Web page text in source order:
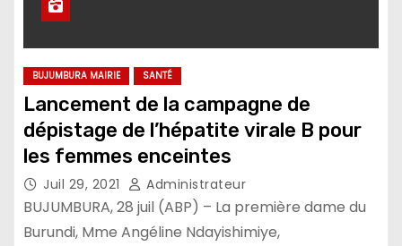
BUJUMBURA MAIRIE SANTÉ
Lancement de la campagne de
dépistage de l’hépatite virale B pour
les femmes enceintes
Juil 29, 2021 Administrateur
BUJUMBURA, 28 juil (ABP) – La première dame du
Burundi, Mme Angéline Ndayishimiye,